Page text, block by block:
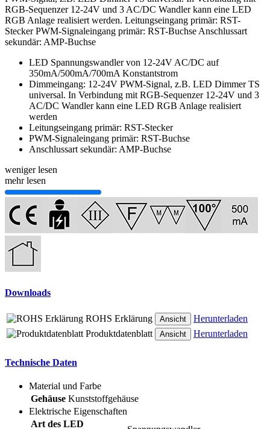
RGB-Sequenzer 12-24V und 3 AC/DC Wandler kann eine LED
RGB Anlage realisiert werden. Leitungseingang primär: RST-
Stecker PWM-Signaleingang primär: RST-Buchse Anschlussart
sekundär: AMP-Buchse
LED Spannungswandler von 12-24V AC/DC auf
350mA/500mA/700mA Konstantstrom
Dimmeingang: 12-24V PWM-Signal, z.B. LED Dimmer TS
universal. In Verbindung mit RGB-Sequenzer 12-24V und 3
AC/DC Wandler kann eine LED RGB Anlage realisiert
werden
Leitungseingang primär: RST-Stecker
PWM-Signaleingang primär: RST-Buchse
Anschlussart sekundär: AMP-Buchse
weniger lesen
mehr lesen
Downloads
ROHS Erklärung Ansicht
Herunterladen
Produktdatenblatt
Ansicht Herunterladen
Technische Daten
Material und Farbe
Gehäuse Kunststoffgehäuse
Elektrische Eigenschaften
Art des LED